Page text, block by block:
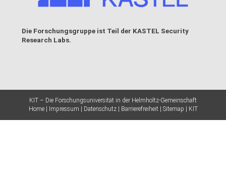
Die Forschungsgruppe ist Teil der KASTEL Security
Research Labs.
KIT – Die Forschungsuniversität in der Helmholtz-Gemeinschaft
Home
Impressum Datenschutz Barrierefreiheit Sitemap KIT